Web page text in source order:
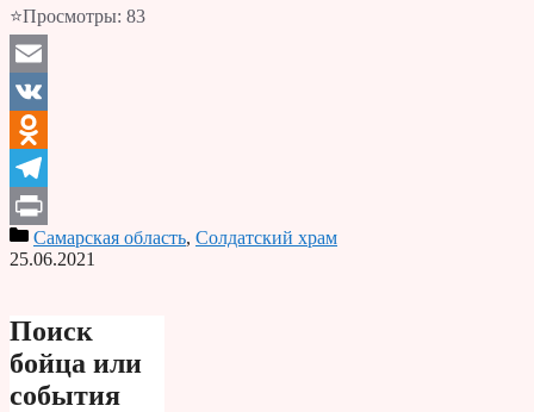
⭐Просмотры: 83
Email
VK
Odnoklassniki
Telegram
PrintСамарская область, Солдатский храм
25.06.2021
Поиск
бойца или
события